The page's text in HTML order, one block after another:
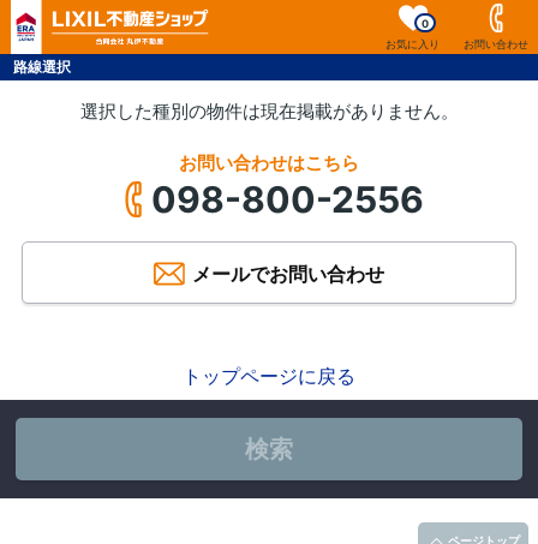
お気に入り
0
お問い合わせ
路線選択
選択した種別の物件は現在掲載がありません。
お問い合わせはこちら
098-800-2556
メールでお問い合わせ
トップページに戻る
検索
ページトップ